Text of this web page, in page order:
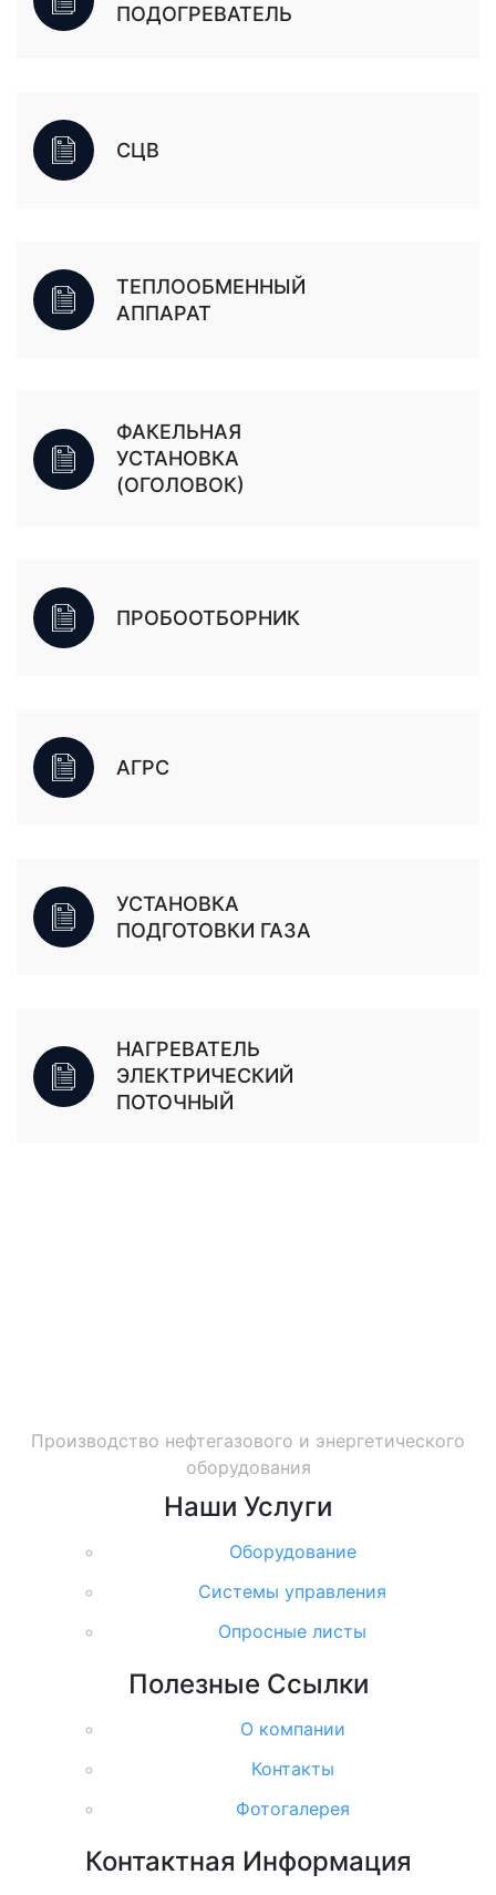
ПОДОГРЕВАТЕЛЬ
СЦВ
ТЕПЛООБМЕННЫЙ
АППАРАТ
ФАКЕЛЬНАЯ
УСТАНОВКА
(ОГОЛОВОК)
ПРОБООТБОРНИК
АГРС
УСТАНОВКА
ПОДГОТОВКИ ГАЗА
НАГРЕВАТЕЛЬ
ЭЛЕКТРИЧЕСКИЙ
ПОТОЧНЫЙ
Производство нефтегазового и энергетического
оборудования
Наши Услуги
Оборудование
Системы управления
Опросные листы
Полезные Ссылки
О компании
Контакты
Фотогалерея
Контактная Информация